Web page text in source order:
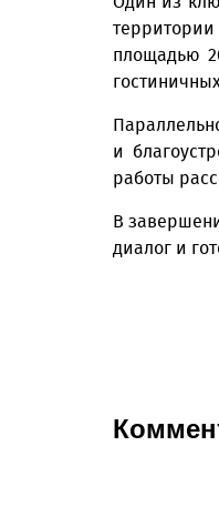
площадью
и
работы
В
диалог и